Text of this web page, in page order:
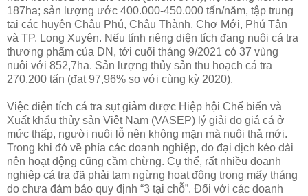
187ha; sản lượng ước 400.000-450.000 tấn/năm, tập trung
tại các huyện Châu Phú, Châu Thành, Chợ Mới, Phú Tân
và TP. Long Xuyên. Nếu tính riêng diện tích đang nuôi cá tra
thương phẩm của DN, tới cuối tháng 9/2021 có 37 vùng
nuôi với 852,7ha. Sản lượng thủy sản thu hoạch cá tra
270.200 tấn (đạt 97,96% so với cùng kỳ 2020).
Việc diện tích cá tra sụt giảm được Hiệp hội Chế biến và
Xuất khẩu thủy sản Việt Nam (VASEP) lý giải do giá cá ở
mức thấp, người nuôi lỗ nên không mặn mà nuôi thả mới.
Trong khi đó về phía các doanh nghiệp, do đại dịch kéo dài
nên hoạt động cũng cầm chừng. Cụ thể, rất nhiều doanh
nghiệp cá tra đã phải tạm ngừng hoạt động trong mấy tháng
do chưa đảm bảo quy định “3 tại chỗ”. Đối với các doanh